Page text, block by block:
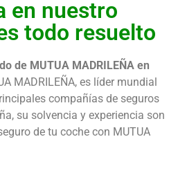
en nuestro
todo resuelto
de MUTUA MADRILEÑA en
MADRILEÑA, es líder mundial
compañías de seguros
su solvencia y experiencia son
de tu coche con MUTUA